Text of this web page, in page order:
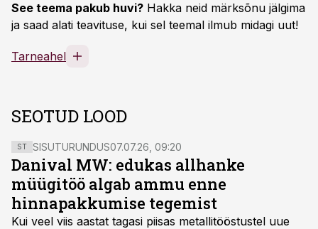
See teema pakub huvi? Hakka neid märksõnu jälgima
ja saad alati teavituse, kui sel teemal ilmub midagi uut!
Tarneahel
SEOTUD LOOD
ST SISUTURUNDUS07.07.26, 09:20
Danival MW: edukas allhanke
müügitöö algab ammu enne
hinnapakkumise tegemist
Kui veel viis aastat tagasi piisas metallitööstustel uue